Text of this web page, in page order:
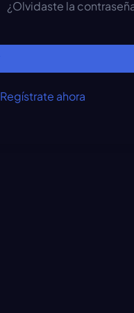
¿Olvidaste la
Regístrate ahora